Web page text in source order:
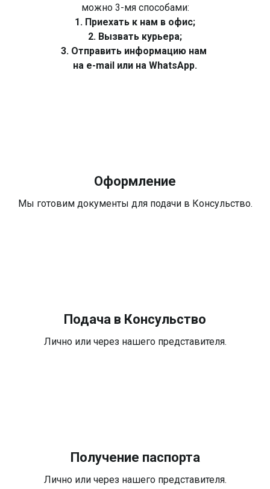
можно 3-мя способами:
1. Приехать к нам в офис;
2. Вызвать курьера;
3. Отправить информацию нам
на e-mail или на WhatsApp.
Оформление
Мы готовим документы для подачи в Консульство.
Подача в Консульство
Лично или через нашего представителя.
Получение паспорта
Лично или через нашего представителя.